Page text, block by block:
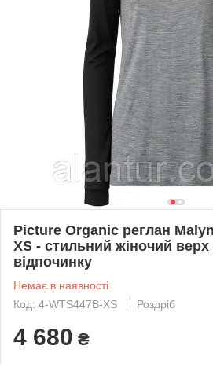
Picture Organic реглан
XS - стильний жіночий
відпочинку
Немає в наявності
Код: 4-WTS447B-XS
Роздріб
4 680 ₴